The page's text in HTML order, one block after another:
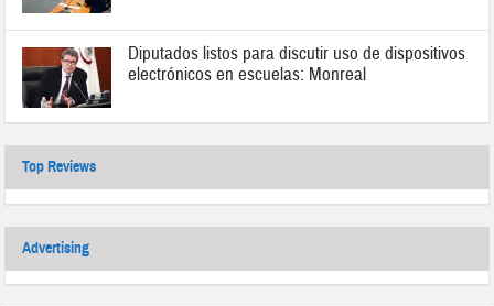
Diputados listos para discutir uso de dispositivos
electrónicos en escuelas: Monreal
Top Reviews
Advertising